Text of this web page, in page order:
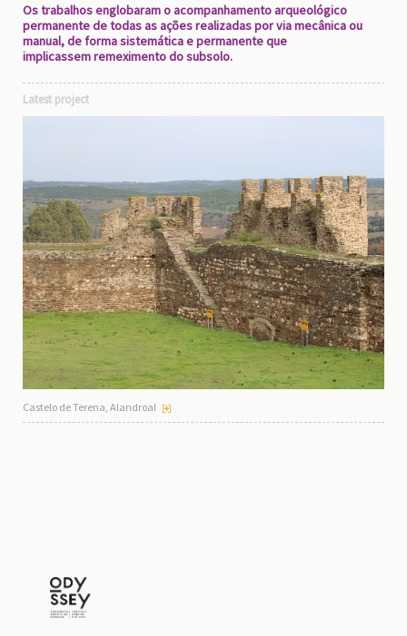
Os trabalhos englobaram o acompanhamento arqueológico
permanente de todas as ações realizadas por via mecânica ou
manual, de forma sistemática e permanente que
implicassem remeximento do subsolo.
Latest project
Castelo de Terena, Alandroal